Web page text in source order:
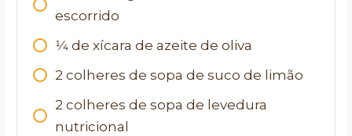
escorrido
1⁄4 de xícara de azeite de oliva
2 colheres de sopa de suco de limão
2 colheres de sopa de levedura
nutricional